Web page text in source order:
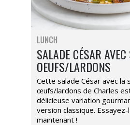
LUNCH
SALADE CÉSAR
OEUFS/LARDONS
Cette salade César avec la
œufs/lardons de Charles
délicieuse variation
version classique. Essayez-
maintenant !